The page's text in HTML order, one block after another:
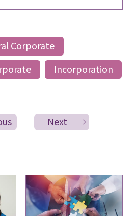
Corporate
Incorporation
Next